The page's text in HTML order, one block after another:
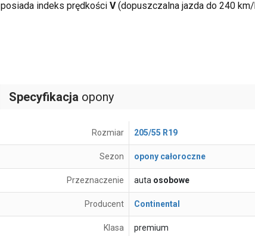
posiada indeks prędkości V(dopuszczalna jazda do 240
Specyfikacja opony
Rozmiar 205/55 R19
Sezon opony całoroczne
Przeznaczenie auta osobowe
Producent Continental
Klasa premium